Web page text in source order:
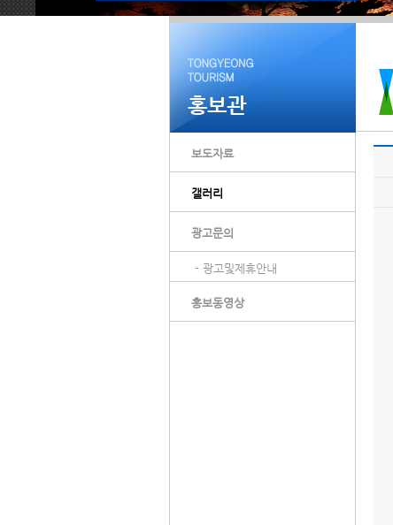
보도자료
갤러리
광고문의
- 광고및제휴안내
홍보동영상